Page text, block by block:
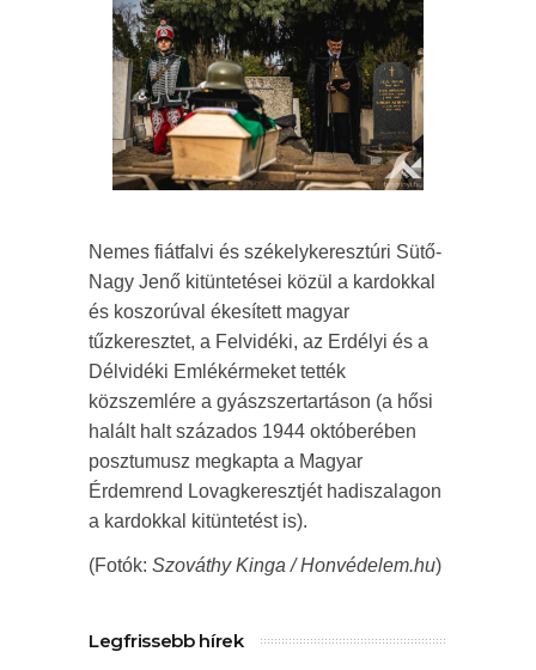
Nemes fiátfalvi és székelykeresztúri Sütő-
Nagy Jenő kitüntetései közül a kardokkal
és koszorúval ékesített magyar
tűzkeresztet, a Felvidéki, az Erdélyi és a
Délvidéki Emlékérmeket tették
közszemlére a gyászszertartáson (a hősi
halált halt százados 1944 októberében
posztumusz megkapta a Magyar
Érdemrend Lovagkeresztjét hadiszalagon
a kardokkal kitüntetést is).
(Fotók: Szováthy Kinga / Honvédelem.hu)
Legfrissebb hírek